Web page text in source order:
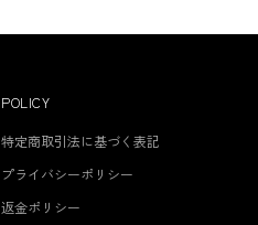
POLICY
特定商取引法に基づく表記
プライバシーポリシー
返金ポリシー